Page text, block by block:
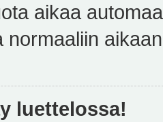
aikaa
normaaliin
luettelossa!